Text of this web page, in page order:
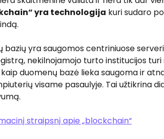
yra technologija kuri sudaro
bazių yra saugomos centriniuose
nekilnojamojo turto institucijos
duomenų bazė lieka saugoma ir
visame pasaulyje. Tai užtikrina
straipsnį apie „blockchain“